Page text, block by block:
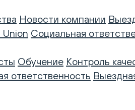
Новости компании
Социальная
Обучение Контроль
ответственность